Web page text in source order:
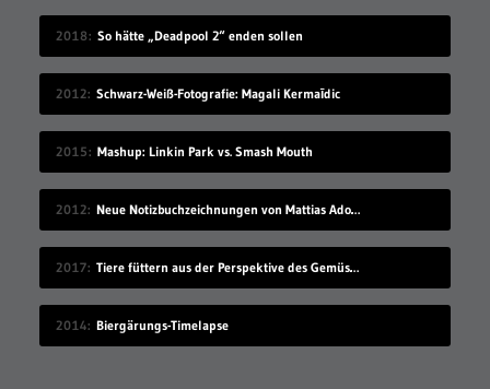
2018 So hätte „Deadpool 2“ enden sollen
2012 Schwarz-Weiß-Fotografie: Magali Kermaīdic
2015 Mashup: Linkin Park vs. Smash Mouth
2012 Neue Notizbuchzeichnungen von Mattias Adolfsson
2017 Tiere füttern aus der Perspektive des Gemüses
2014 Biergärungs-Timelapse